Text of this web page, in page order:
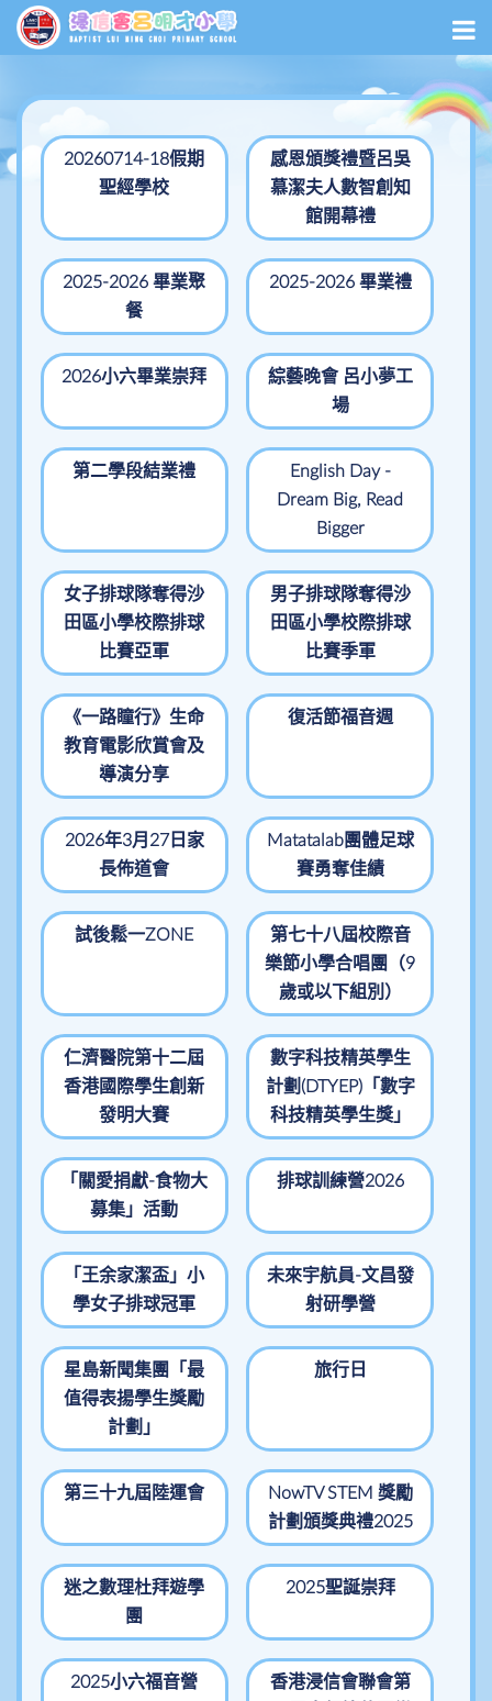
20260714-18假期
聖經學校
感恩頒獎禮暨呂吳
慕潔夫人數智創知
館開幕禮
2025-2026 畢業聚
餐
2025-2026 畢業禮
2026小六畢業崇拜
綜藝晚會 呂小夢工
場
第二學段結業禮
English Day -
Dream Big, Read
Bigger
女子排球隊奪得沙
田區小學校際排球
比賽亞軍
男子排球隊奪得沙
田區小學校際排球
比賽季軍
《一路瞳行》生命
教育電影欣賞會及
導演分享
復活節福音週
2026年3月27日家
長佈道會
Matatalab團體足球
賽勇奪佳績
試後鬆一ZONE
第七十八屆校際音
樂節小學合唱團（9
歲或以下組別）
仁濟醫院第十二屆
香港國際學生創新
發明大賽
數字科技精英學生
計劃(DTYEP)「數字
科技精英學生獎」
「關愛捐獻-食物大
募集」活動
排球訓練營2026
「王余家潔盃」小
學女子排球冠軍
未來宇航員-文昌發
射研學營
星島新聞集團「最
值得表揚學生獎勵
計劃」
旅行日
第三十九屆陸運會
NowTV STEM 獎勵
計劃頒獎典禮2025
迷之數理杜拜遊學
團
2025聖誕崇拜
2025小六福音營
香港浸信會聯會第